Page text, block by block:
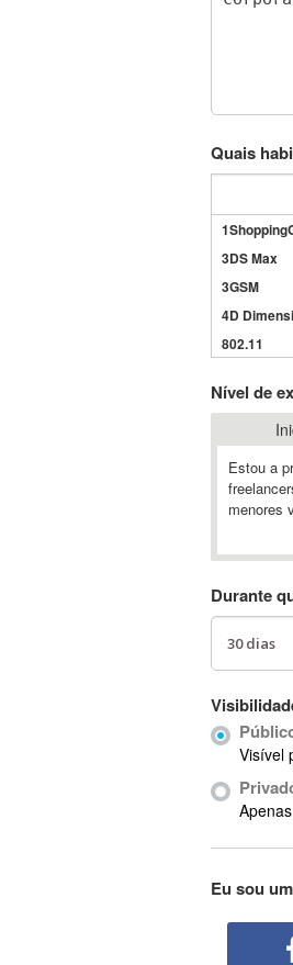
Quais
3DS Max
3GSM
4D
802.11
A-GPS
A2Billing
AAUS
Ab Initio
ABAP
ABIS
Ableton
Abstract
Absynth
ACARS
Nível de
Estou a
menores
Durante
Visível
Eu sou